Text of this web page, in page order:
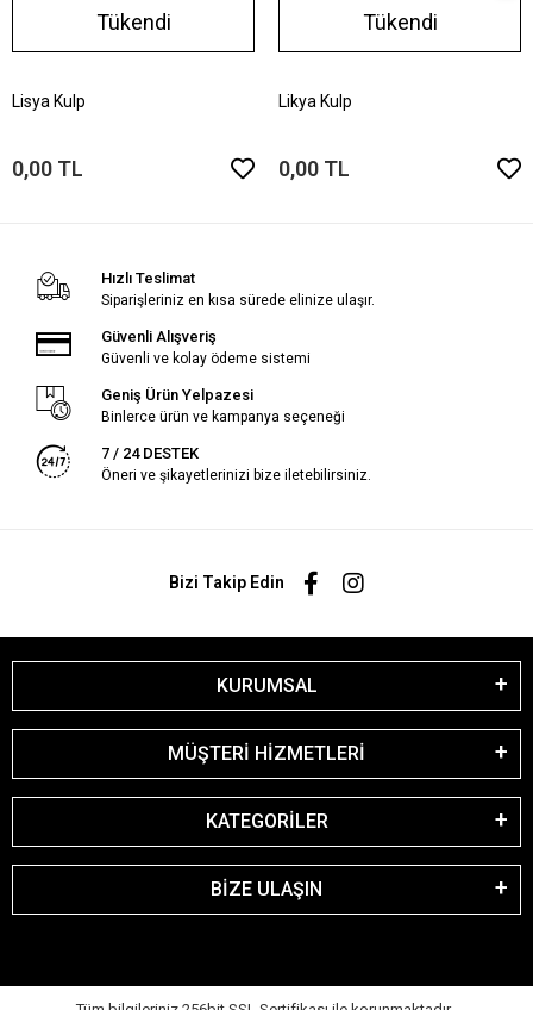
Tükendi
Lisya Kulp
0,00 TL
Tükendi
Likya Kulp
0,00 TL
Hızlı Teslimat
Siparişleriniz en kısa sürede elinize ulaşır.
Güvenli Alışveriş
Güvenli ve kolay ödeme sistemi
Geniş Ürün Yelpazesi
Binlerce ürün ve kampanya seçeneği
7 / 24 DESTEK
Öneri ve şikayetlerinizi bize iletebilirsiniz.
Bizi Takip Edin
KURUMSAL
MÜŞTERİ HİZMETLERİ
KATEGORİLER
BİZE ULAŞIN